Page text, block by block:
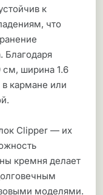
к
что
Благодаря
ширина 1.6
кармане или
Clipper — их
кремня делает
моделями.